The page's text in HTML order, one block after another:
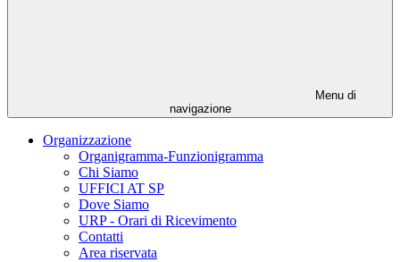
Menu di
navigazione
Organizzazione
Organigramma-Funzionigramma
Chi Siamo
UFFICI AT SP
Dove Siamo
URP - Orari di Ricevimento
Contatti
Area riservata